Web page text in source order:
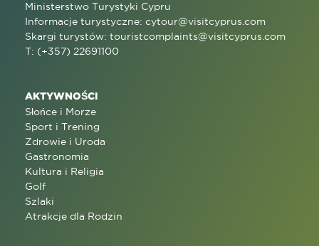
Ministerstwo Turystyki Cypru
Informacje turystyczne: cytour@visitcyprus.com
Skargi turystów: touristcomplaints@visitcyprus.com
T: (+357) 22691100
AKTYWNOŚCI
Słońce i Morze
Sport i Trening
Zdrowie i Uroda
Gastronomia
Kultura i Religia
Golf
Szlaki
Atrakcje dla Rodzin